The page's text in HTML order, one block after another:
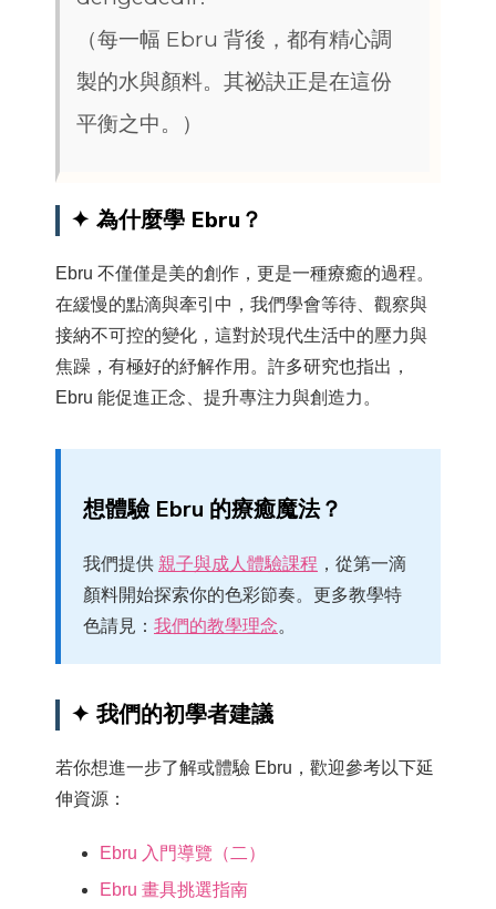
（每一幅 Ebru 背後，都有精心調
製的水與顏料。其祕訣正是在這份
平衡之中。）
✦ 為什麼學 Ebru？
Ebru 不僅僅是美的創作，更是一種療癒的過程。
在緩慢的點滴與牽引中，我們學會等待、觀察與
接納不可控的變化，這對於現代生活中的壓力與
焦躁，有極好的紓解作用。許多研究也指出，
Ebru 能促進正念、提升專注力與創造力。
想體驗 Ebru 的療癒魔法？
我們提供 親子與成人體驗課程 ，從第一滴
顏料開始探索你的色彩節奏。更多教學特
色請見： 我們的教學理念。
✦ 我們的初學者建議
若你想進一步了解或體驗 Ebru，歡迎參考以下延
伸資源：
Ebru 入門導覽（二）
Ebru 畫具挑選指南